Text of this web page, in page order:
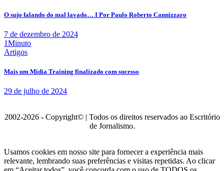
O sujo falando do mal lavado… I Por Paulo Roberto Cannizzaro
7 de dezembro de 2024
1Minuto
Artigos
Mais um Mídia Training finalizado com sucesso
29 de julho de 2024
2002-2026 - Copyright© | Todos os direitos reservados ao Escritório
de Jornalismo.
Usamos cookies em nosso site para fornecer a experiência mais
relevante, lembrando suas preferências e visitas repetidas. Ao clicar